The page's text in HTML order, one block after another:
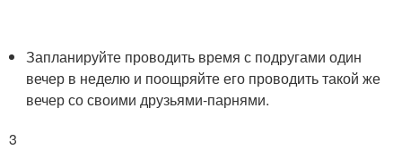
Запланируйте проводить время с подругами один
вечер в неделю и поощряйте его проводить такой же
вечер со своими друзьями-парнями.
3